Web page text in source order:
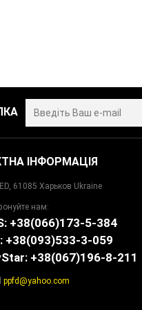
ІНФОРМАЦІЯ
61085 Харьков Ukraine
нам:
+38(066)173-5-384
+38(093)533-3-059
+38(067)196-8-211
ppfd@yahoo.com